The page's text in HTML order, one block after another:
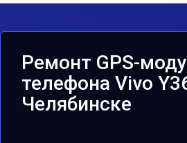
Ремонт GPS-
телефона Vivo
Челябинске